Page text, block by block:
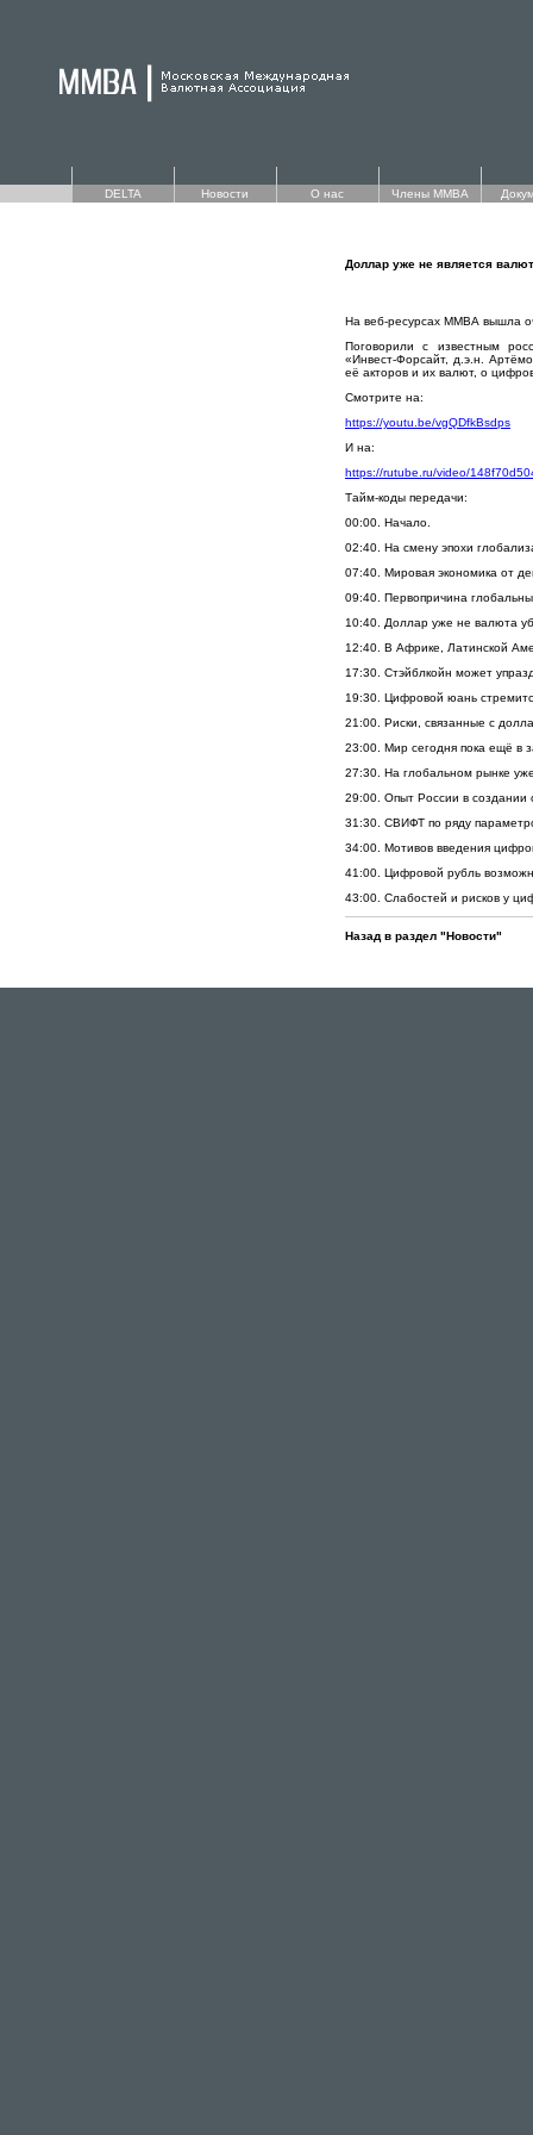
DELTA Новости О нас Члены ММВА
Доллар уже не является
На веб-ресурсах ММВА вышла
Поговорили с известным
«Инвест-Форсайт, д.э.н.
её акторов и их валют, о
Смотрите на:
https://youtu.be/vgQDfkBsdps
И на:
https://rutube.ru/video/
Тайм-коды передачи:
00:00. Начало.
02:40. На смену эпохи
07:40. Мировая экономика от
09:40. Первопричина
10:40. Доллар уже не валюта
12:40. В Африке, Латинской
17:30. Стэйблкойн может
19:30. Цифровой юань
21:00. Риски, связанные с
23:00. Мир сегодня пока ещё в
27:30. На глобальном рынке
29:00. Опыт России в создании
31:30. СВИФТ по ряду
34:00. Мотивов введения
41:00. Цифровой рубль
43:00. Слабостей и рисков у
Назад в раздел "Новости"